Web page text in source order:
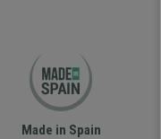
Made in Spain